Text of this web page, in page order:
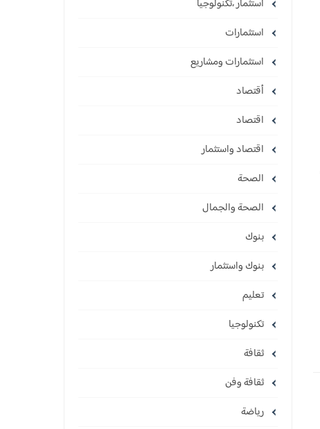
استثمار ،تكنولوجيا
استثمارات
استثمارات ومشاريع
أقتصاد
اقتصاد
اقتصاد واستثمار
الصحة
الصحة والجمال
بنوك
بنوك واستثمار
تعليم
تكنولوجيا
ثقافة
ثقافة وفن
رياضة